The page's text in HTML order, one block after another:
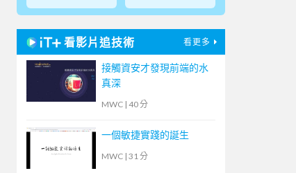
看影片追技術 看更多
接觸資安才發現前端的水
真深
MWC | 40 分
一個敏捷實踐的誕生
MWC | 31 分